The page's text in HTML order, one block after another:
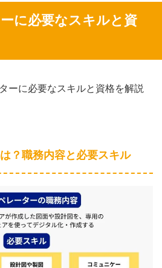
に必要なスキルと資
ーに必要なスキルと資格を解説
？職務内容と必要スキル